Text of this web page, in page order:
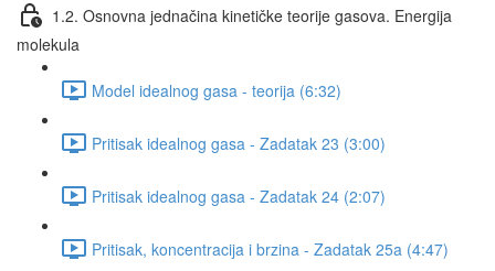
1.2. Osnovna jednačina kinetičke teorije gasova. Energija
molekula
Model idealnog gasa - teorija (6:32)
Pritisak idealnog gasa - Zadatak 23 (3:00)
Pritisak idealnog gasa - Zadatak 24 (2:07)
Pritisak, koncentracija i brzina - Zadatak 25a (4:47)